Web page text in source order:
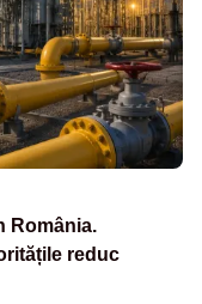
România.
reduc